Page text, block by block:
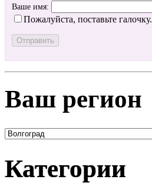
Ваше имя:
Пожалуйста, поставьте галочку.
Ваш регион
Категории